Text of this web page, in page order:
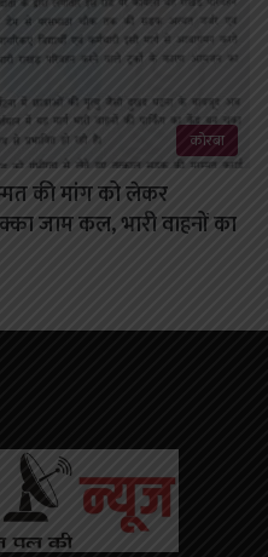
कोरबा
की मांग को लेकर
जाम कल, भारी वाहनों का